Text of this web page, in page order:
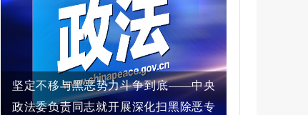
坚定不移与黑恶势力斗争到底——中央
政法委负责同志就开展深化扫黑除恶专